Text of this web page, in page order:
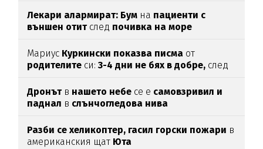
Лекари алармират: Бум на пациенти с
външен отитслед почивка на море
Мариус Куркински показва писма от
родителите си:3-4 дни не бях в добре, след
Дронътв нашето небе се е самовзривил и
паднал в слънчогледова нива
Разби се хеликоптер, гасил горски пожари в
американския щат Юта